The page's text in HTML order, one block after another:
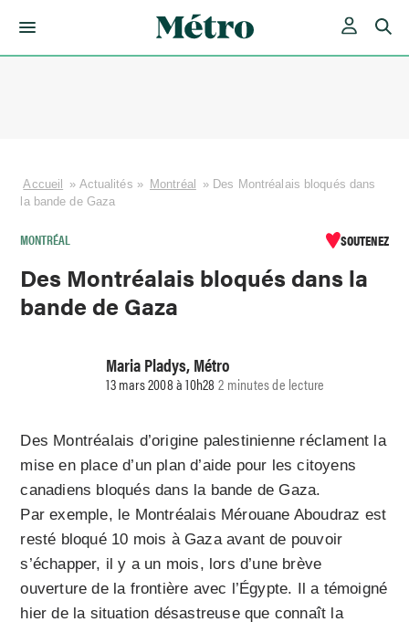
Accueil » Actualités » Montréal » Des Montréalais bloqués dans
la bande de Gaza
MONTRÉAL SOUTENEZ
Des Montréalais bloqués dans la
bande de Gaza
Maria Pladys, Métro
13 mars 2008 à 10h28 2 minutes de lecture
Des Montréalais d’origine palestinienne réclament la
mise en place d’un plan d’aide pour les citoyens
canadiens bloqués dans la bande de Gaza.
Par exemple, le Montréalais Mérouane Aboudraz est
resté bloqué 10 mois à Gaza avant de pouvoir
s’échapper, il y a un mois, lors d’une brève
ouverture de la frontière avec l’Égypte. Il a témoigné
hier de la situation désastreuse que connaît la